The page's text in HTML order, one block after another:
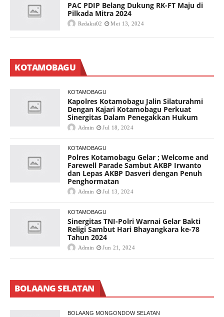
PAC PDIP Belang Dukung RK-FT Maju di
Pilkada Mitra 2024
Redaksi02 Mei 13, 2024
KOTAMOBAGU
KOTAMOBAGU
Kapolres Kotamobagu Jalin Silaturahmi
Dengan Kajari Kotamobagu Perkuat
Sinergitas Dalam Penegakkan Hukum
Admin Jul 18, 2024
KOTAMOBAGU
Polres Kotamobagu Gelar ; Welcome and
Farewell Parade Sambut AKBP Irwanto
dan Lepas AKBP Dasveri dengan Penuh
Penghormatan
Admin Jul 13, 2024
KOTAMOBAGU
Sinergitas TNI-Polri Warnai Gelar Bakti
Religi Sambut Hari Bhayangkara ke-78
Tahun 2024
Admin Jun 21, 2024
BOLAANG SELATAN
BOLAANG MONGONDOW SELATAN